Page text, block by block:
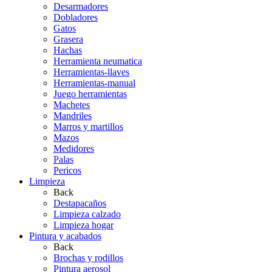
Desarmadores
Dobladores
Gatos
Grasera
Hachas
Herramienta neumatica
Herramientas-llaves
Herramientas-manual
Juego herramientas
Machetes
Mandriles
Marros y martillos
Mazos
Medidores
Palas
Pericos
Limpieza
Back
Destapacaños
Limpieza calzado
Limpieza hogar
Pintura y acabados
Back
Brochas y rodillos
Pintura aerosol